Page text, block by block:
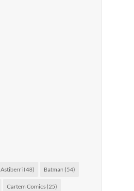
Astiberri(48) Batman (54)
Cartem Comics(25)